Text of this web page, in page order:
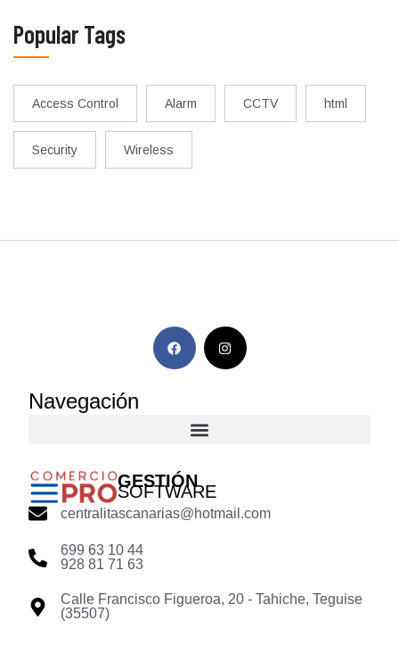
Popular Tags
Access Control Alarm CCTV html
Security Wireless
Navegación
GESTIÓN
SOFTWARE
centralitascanarias@hotmail.com
699 63 10 44
928 81 71 63
Calle Francisco Figueroa, 20 - Tahiche, Teguise
(35507)